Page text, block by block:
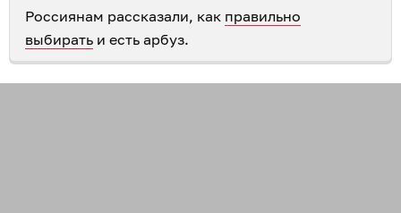
Россиянам рассказали, как правильно
выбирать и есть арбуз.